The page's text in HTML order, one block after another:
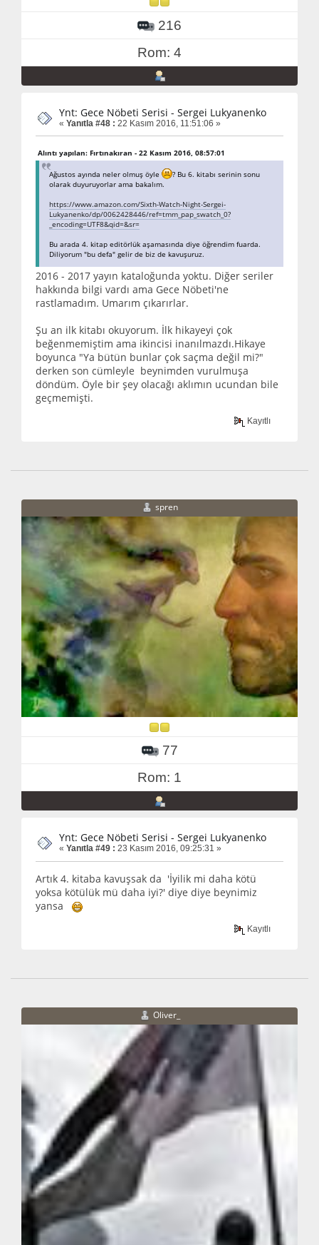
216
Rom: 4
Ynt: Gece Nöbeti Serisi - Sergei Lukyanenko
« Yanıtla #48 : 22 Kasım 2016, 11:51:06 »
Alıntı yapılan: Fırtınakıran - 22 Kasım 2016, 08:57:01
Ağustos ayında neler olmuş öyle
? Bu 6. kitabı serinin sonu
olarak duyuruyorlar ama bakalım.
https://www.amazon.com/Sixth-Watch-Night-Sergei-
Lukyanenko/dp/0062428446/ref=tmm_pap_swatch_0?
_encoding=UTF8&qid=&sr=
Bu arada 4. kitap editörlük aşamasında diye öğrendim fuarda.
Diliyorum "bu defa" gelir de biz de kavuşuruz.
2016 - 2017 yayın kataloğunda yoktu. Diğer seriler
hakkında bilgi vardı ama Gece Nöbeti'ne
rastlamadım. Umarım çıkarırlar.
Şu an ilk kitabı okuyorum. İlk hikayeyi çok
beğenmemiştim ama ikincisi inanılmazdı.Hikaye
boyunca "Ya bütün bunlar çok saçma değil mi?"
derken son cümleyle beynimden vurulmuşa
döndüm. Öyle bir şey olacağı aklımın ucundan bile
geçmemişti.
Kayıtlı
spren
77
Rom: 1
Ynt: Gece Nöbeti Serisi - Sergei Lukyanenko
« Yanıtla #49 : 23 Kasım 2016, 09:25:31 »
Artık 4. kitaba kavuşsak da 'İyilik mi daha kötü
yoksa kötülük mü daha iyi?' diye diye beynimiz
yansa
Kayıtlı
Oliver_